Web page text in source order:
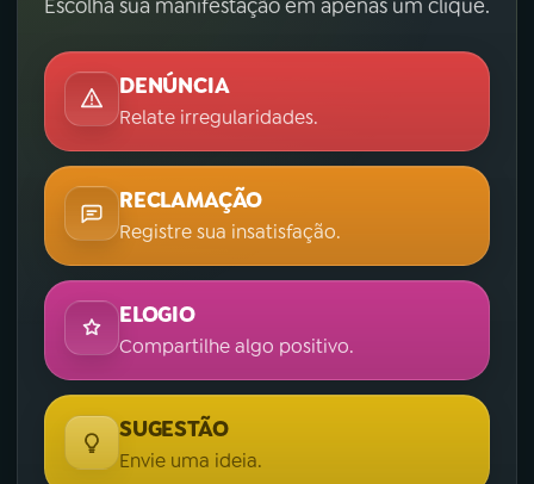
Escolha sua manifestação em apenas um clique.
DENÚNCIA
Relate irregularidades.
RECLAMAÇÃO
Registre sua insatisfação.
ELOGIO
Compartilhe algo positivo.
SUGESTÃO
Envie uma ideia.